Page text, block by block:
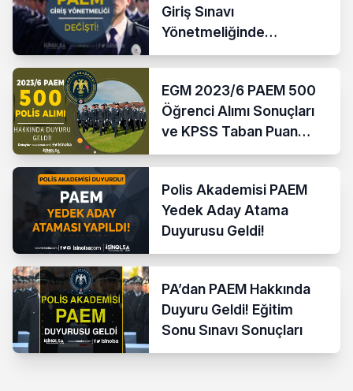
Giriş Sınavı
Yönetmeliğinde
Değişiklik Resmi
EGM 2023/6 PAEM 500
Öğrenci Alımı Sonuçları
ve KPSS Taban Puan
Açıklandı!
Polis Akademisi PAEM
Yedek Aday Atama
Duyurusu Geldi!
PA’dan PAEM Hakkında
Duyuru Geldi! Eğitim
Sonu Sınavı Sonuçları